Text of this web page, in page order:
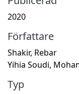
2020
Författare
Shakir, Rebar
Yihia Soudi,
Typ